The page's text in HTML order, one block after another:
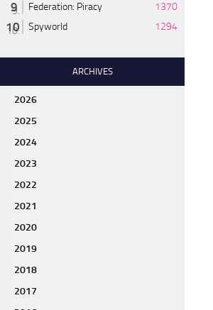
Federation: Piracy
1370
Spyworld
1294
ARCHIVES
2026
2025
2024
2023
2022
2021
2020
2019
2018
2017